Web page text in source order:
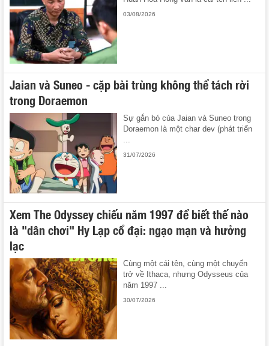
03/08/2026
Jaian và Suneo - cặp bài trùng không thể tách rời
trong Doraemon
Sự gắn bó của Jaian và Suneo trong
Doraemon là một char dev (phát triển
...
31/07/2026
Xem The Odyssey chiếu năm 1997 để biết thế nào
là "dân chơi" Hy Lạp cổ đại: ngạo mạn và hưởng
lạc
Cùng một cái tên, cùng một chuyến
trở về Ithaca, nhưng Odysseus của
năm 1997 ...
30/07/2026